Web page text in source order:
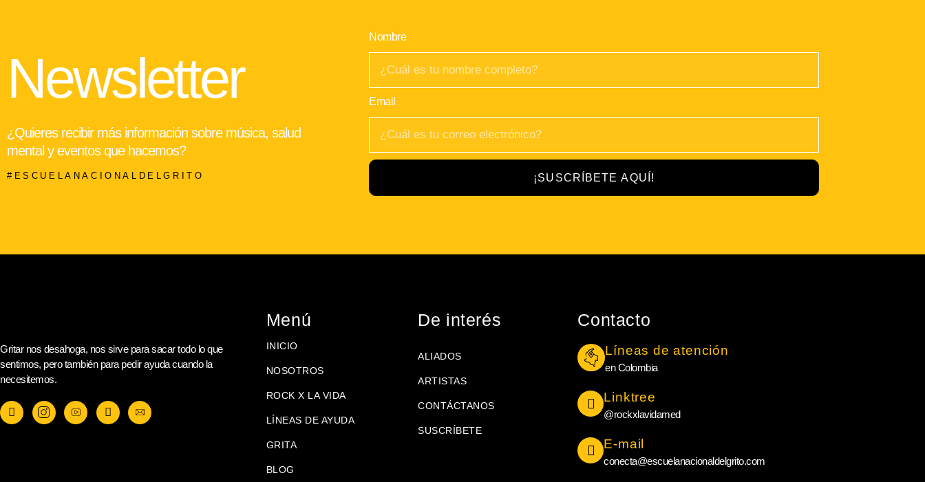
Newsletter
¿Quieres recibir más información sobre música, salud
mental y eventos que hacemos?
#ESCUELANACIONALDELGRITO
Nombre
Email
¡SUSCRÍBETE AQUÍ!
Gritar nos desahoga, nos sirve para sacar todo lo que
sentimos, pero también para pedir ayuda cuando la
necesitemos.
Menú
INICIO
NOSOTROS
ROCK X LA VIDA
LÍNEAS DE AYUDA
GRITA
BLOG
De interés
ALIADOS
ARTISTAS
CONTÁCTANOS
SUSCRÍBETE
Contacto
Líneas de atención
en Colombia
Linktree
@rockxlavidamed
E-mail
conecta@escuelanacionaldelgrito.com